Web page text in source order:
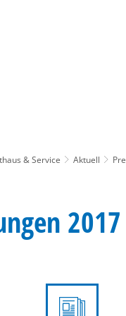
& Service Aktuell
2017